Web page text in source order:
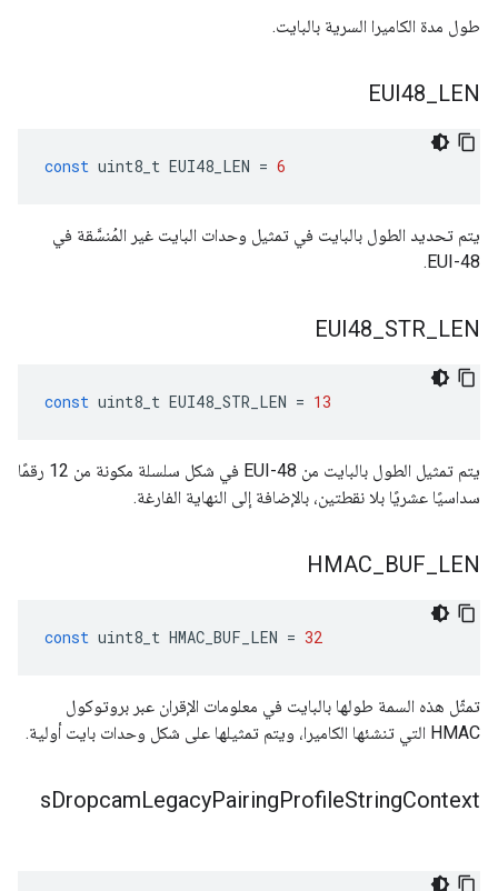
طول مدة الكاميرا السرية بالبايت.
EUI48 LEN
const uint8_t EUI48_LEN = 6
يتم تحديد الطول بالبايت في تمثيل وحدات البايت غير المُنسَّقة في
EUI-48.
EUI48 STR LEN
const uint8_t EUI48_STR_LEN = 13
يتم تمثيل الطول بالبايت من EUI-48 في شكل سلسلة مكونة من 12 رقمًا
سداسيًا عشريًا بلا نقطتين، بالإضافة إلى النهاية الفارغة.
HMAC BUF LEN
const uint8_t HMAC_BUF_LEN = 32
تمثّل هذه السمة طولها بالبايت في معلومات الإقران عبر بروتوكول
HMAC التي تنشئها الكاميرا، ويتم تمثيلها على شكل وحدات بايت أولية.
sDropcamLegacyPairingProfileStringContext